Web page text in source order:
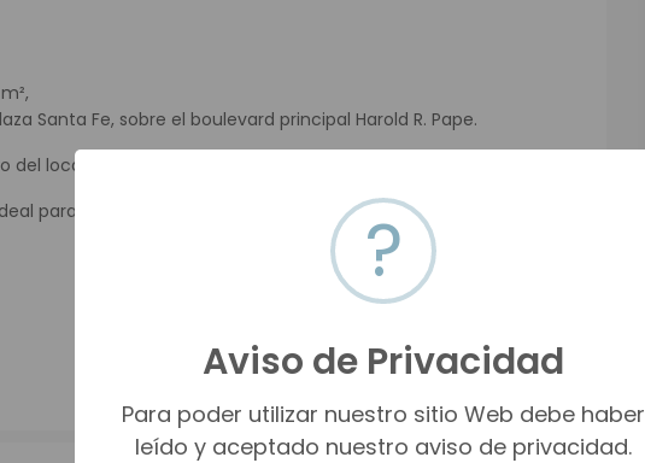
Santa Fe, sobre el boulevard principal Harold R. Pape.
del local
para negocios que buscan visibilidad y accesibilidad.
?
Aviso de Privacidad
Para poder utilizar nuestro sitio Web debe haber
leído y aceptado nuestro aviso de privacidad.